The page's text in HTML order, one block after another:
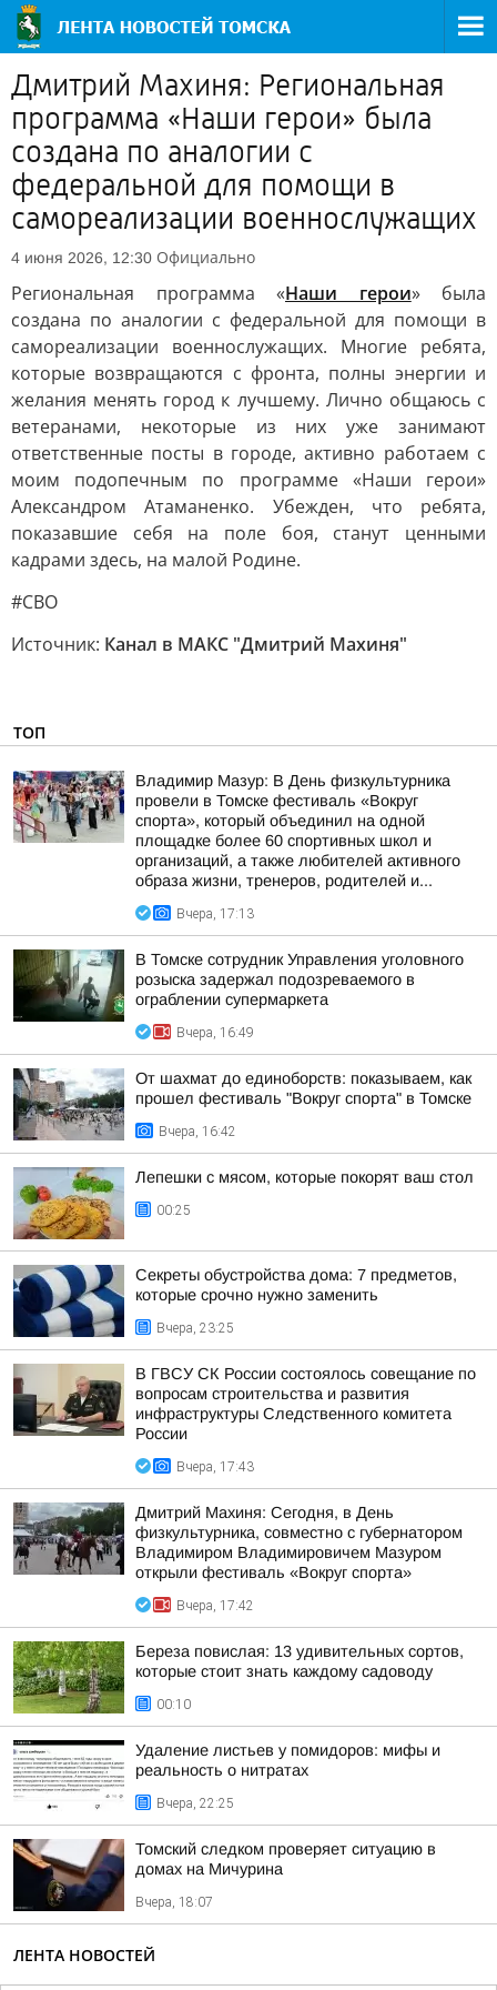
Дмитрий Махиня: Региональная
программа «Наши герои» была
создана по аналогии с
федеральной для помощи в
самореализации военнослужащих
4 июня 2026, 12:30 Официально
Региональная программа «Наши герои» была
создана по аналогии с федеральной для помощи в
самореализации военнослужащих. Многие ребята,
которые возвращаются с фронта, полны энергии и
желания менять город к лучшему. Лично общаюсь с
ветеранами, некоторые из них уже занимают
ответственные посты в городе, активно работаем с
моим подопечным по программе «Наши герои»
Александром Атаманенко. Убежден, что ребята,
показавшие себя на поле боя, станут ценными
кадрами здесь, на малой Родине.
#СВО
Источник: Канал в МАКС "Дмитрий Махиня"
ТОП
Владимир Мазур: В День физкультурника
провели в Томске фестиваль «Вокруг
спорта», который объединил на одной
площадке более 60 спортивных школ и
организаций, а также любителей активного
образа жизни, тренеров, родителей и...
Вчера, 17:13
В Томске сотрудник Управления уголовного
розыска задержал подозреваемого в
ограблении супермаркета
Вчера, 16:49
От шахмат до единоборств: показываем, как
прошел фестиваль "Вокруг спорта" в Томске
Вчера, 16:42
Лепешки с мясом, которые покорят ваш стол
00:25
Секреты обустройства дома: 7 предметов,
которые срочно нужно заменить
Вчера, 23:25
В ГВСУ СК России состоялось совещание по
вопросам строительства и развития
инфраструктуры Следственного комитета
России
Вчера, 17:43
Дмитрий Махиня: Сегодня, в День
физкультурника, совместно с губернатором
Владимиром Владимировичем Мазуром
открыли фестиваль «Вокруг спорта»
Вчера, 17:42
Береза повислая: 13 удивительных сортов,
которые стоит знать каждому садоводу
00:10
Удаление листьев у помидоров: мифы и
реальность о нитратах
Вчера, 22:25
Томский следком проверяет ситуацию в
домах на Мичурина
Вчера, 18:07
ЛЕНТА НОВОСТЕЙ